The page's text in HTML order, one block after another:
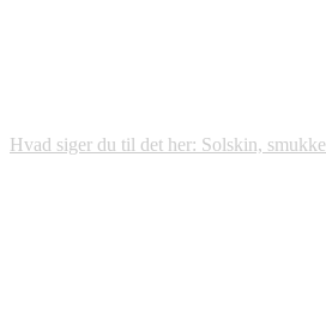
Hvad siger du til det her: Solskin,